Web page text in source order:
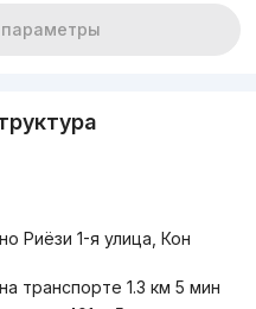
параметры
Риёзи 1-я улица, Кон
транспорте 1.3 км 5 мин